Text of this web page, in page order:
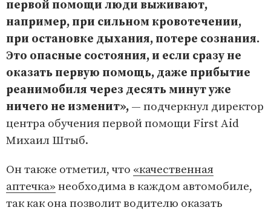
первой помощи люди выживают,
например, при сильном кровотечении,
при остановке дыхания, потере сознания.
Это опасные состояния, и если сразу не
оказать первую помощь, даже прибытие
реанимобиля через десять минут уже
ничего не изменит», — подчеркнул директор
центра обучения первой помощи First Aid
Михаил Штыб.
Он также отметил, что «качественная
аптечка» необходима в каждом автомобиле,
так как она позволит водителю оказать